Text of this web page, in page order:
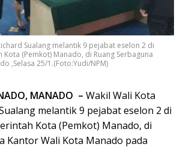
Sualang melantik 9 pejabat eselon 2 di
Kota (Pemkot) Manado, di Ruang Serbaguna
,Selasa 25/1.(Foto:Yudi/NPM)
MANADO – Wakil Wali Kota
melantik 9 pejabat eselon 2 di
Kota (Pemkot) Manado, di
Kantor Wali Kota Manado pada